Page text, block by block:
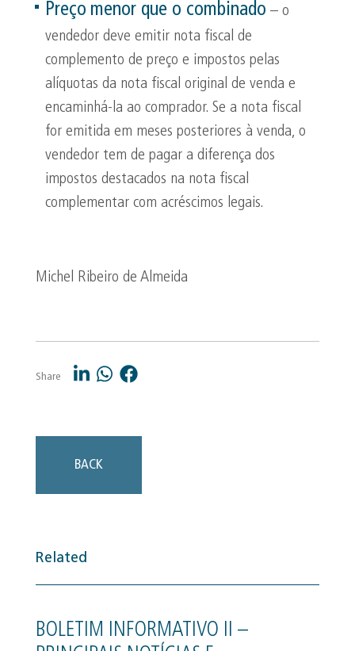
BACK
Preço menor que o combinado – o
vendedor deve emitir nota fiscal de
complemento de preço e impostos pelas
alíquotas da nota fiscal original de venda e
encaminhá-la ao comprador. Se a nota fiscal
for emitida em meses posteriores à venda, o
vendedor tem de pagar a diferença dos
impostos destacados na nota fiscal
complementar com acréscimos legais.
Michel Ribeiro de Almeida
Share
Related
BOLETIM INFORMATIVO II –